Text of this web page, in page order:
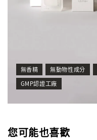
無香精 無動物性成分
GMP認證工廠
您可能也喜歡